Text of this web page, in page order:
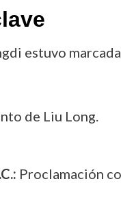
estuvo
de Liu Long.
Proclamación